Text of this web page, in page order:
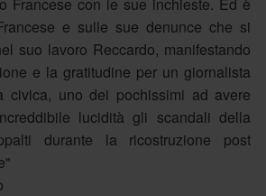
e sulle sue denunce che si
suo lavoro Reccardo, manifestando
e la gratitudine per un giornalista
civica, uno dei pochissimi ad avere
lucidità gli scandali della
durante la ricostruzione post